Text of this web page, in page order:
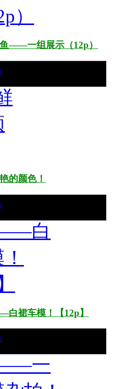
——一组展示（12p）
的颜色！
裙车模！【12p】